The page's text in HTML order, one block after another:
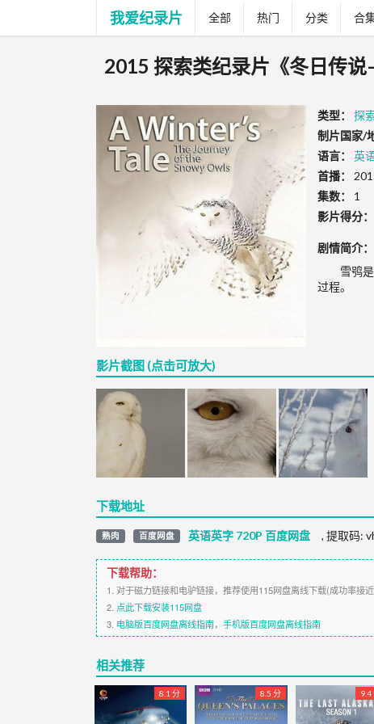
我爱纪录片 全部 热门 分类 合
2015 探索类纪录片《冬日传
类型：
探
制片国家/
语言：
英
首播：
集数：
1
影片得分：
剧情简介：
雪鸮
过程。
影片截图 (点击可放大)
下载地址
熟肉 百度网盘 英语英字 720P 百度网盘 ,提取码:
下载帮助：
1. 对于磁力链接和电驴链接，推荐使用115网盘离线下载(成功率接
2. 点此下载安装115网盘
3. 电脑版百度网盘离线指南， 手机版百度网盘离线指南
相关推荐
8.1 分 8.5 分 9.4